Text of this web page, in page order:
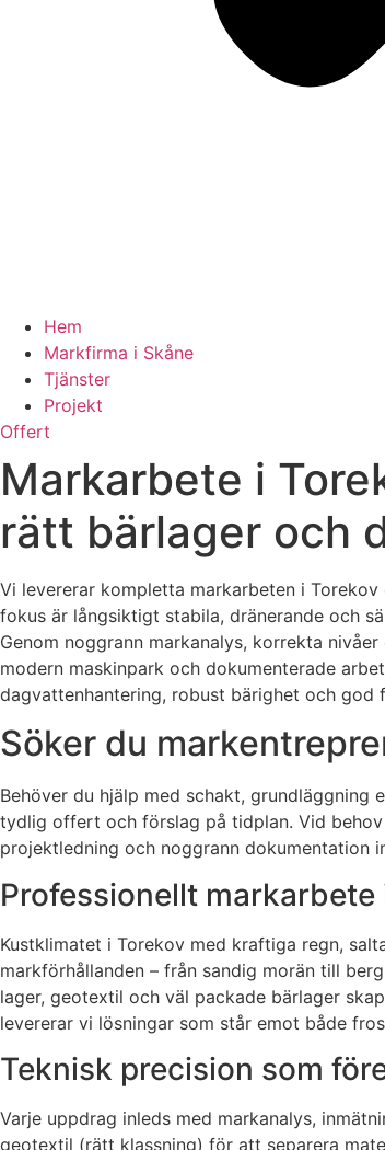
Hem
Markfirma i Skåne
Tjänster
Projekt
Offert
Markarbete i
rätt bärlager och
Vi levererar kompletta markarbeten i
fokus är långsiktigt stabila, dränerande och
Genom noggrann markanalys, korrekta
modern maskinpark och dokumenterade
dagvattenhantering, robust bärighet och god
Söker du
Behöver du hjälp med schakt,
tydlig offert och förslag på tidplan. Vid
projektledning och noggrann dokumentation
Professionellt markarbete
Kustklimatet i Torekov med kraftiga regn,
markförhållanden – från sandig morän till
lager, geotextil och väl packade bärlager
levererar vi lösningar som står emot både
Teknisk precision som
Varje uppdrag inleds med markanalys,
geotextil (rätt klassning) för att separera